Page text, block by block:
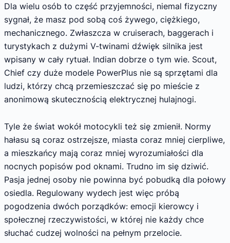
Dla wielu osób to część przyjemności, niemal fizyczny
sygnał, że masz pod sobą coś żywego, ciężkiego,
mechanicznego. Zwłaszcza w cruiserach, baggerach i
turystykach z dużymi V-twinami dźwięk silnika jest
wpisany w cały rytuał. Indian dobrze o tym wie. Scout,
Chief czy duże modele PowerPlus nie są sprzętami dla
ludzi, którzy chcą przemieszczać się po mieście z
anonimową skutecznością elektrycznej hulajnogi.
Tyle że świat wokół motocykli też się zmienił. Normy
hałasu są coraz ostrzejsze, miasta coraz mniej cierpliwe,
a mieszkańcy mają coraz mniej wyrozumiałości dla
nocnych popisów pod oknami. Trudno im się dziwić.
Pasja jednej osoby nie powinna być pobudką dla połowy
osiedla. Regulowany wydech jest więc próbą
pogodzenia dwóch porządków: emocji kierowcy i
społecznej rzeczywistości, w której nie każdy chce
słuchać cudzej wolności na pełnym przelocie.